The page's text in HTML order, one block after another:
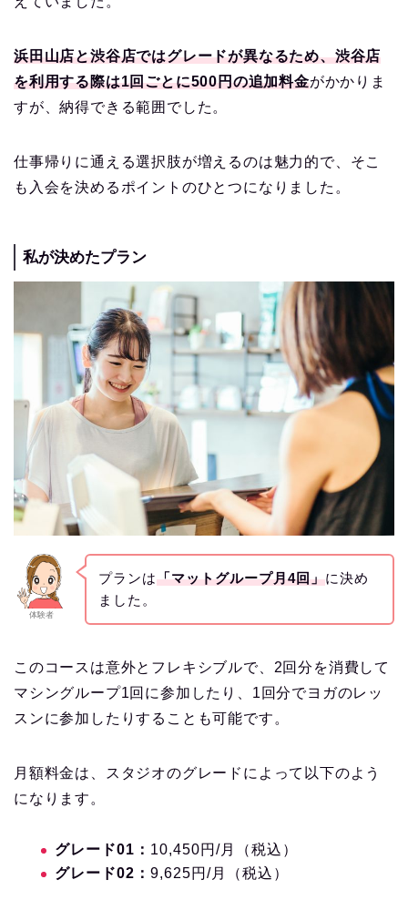
浜田山店と渋谷店ではグレードが異なるため、渋谷店
を利用する際は1回ごとに500円の追加料金がかかりま
すが、納得できる範囲でした。
仕事帰りに通える選択肢が増えるのは魅力的で、そこ
も入会を決めるポイントのひとつになりました。
私が決めたプラン
体験者
プランは「マットグループ月4回」に決め
ました。
このコースは意外とフレキシブルで、2回分を消費して
マシングループ1回に参加したり、1回分でヨガのレッ
スンに参加したりすることも可能です。
月額料金は、スタジオのグレードによって以下のよう
になります。
グレード01： 10,450円/月（税込）
グレード02： 9,625円/月（税込）